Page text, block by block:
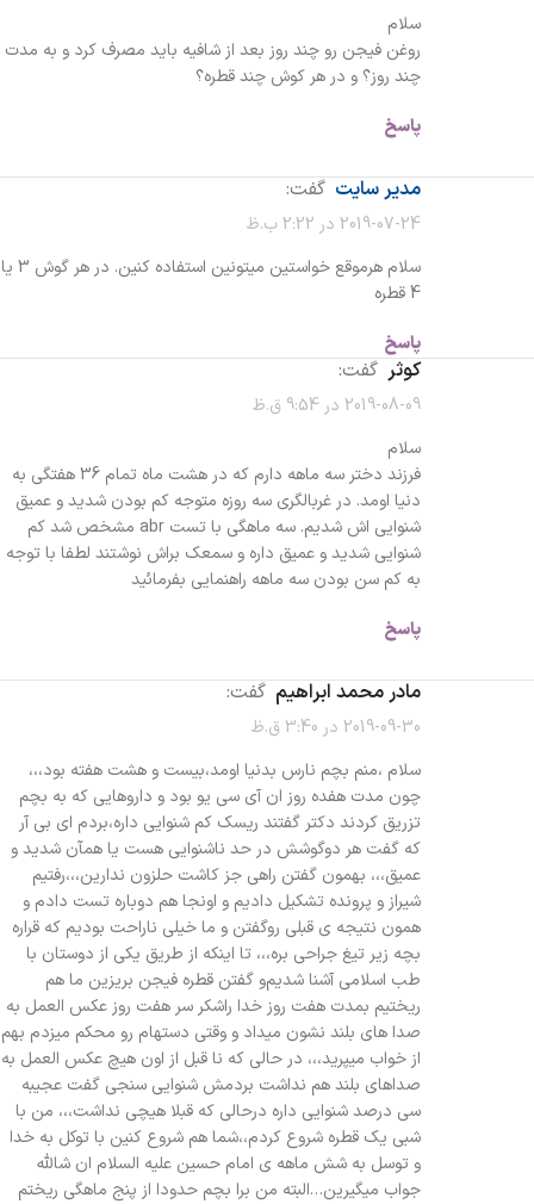
سلام
روغن فیجن رو چند روز بعد از شافیه باید مصرف کرد و به مدت
چند روز؟ و در هر کوش چند قطره؟
پاسخ
مدیر سایت گفت:
2019-07-24 در 2:22 ب.ظ
سلام هرموقع خواستین میتونین استفاده کنین. در هر گوش 3 یا
4 قطره
پاسخ
کوثر گفت:
2019-08-09 در 9:54 ق.ظ
سلام
فرزند دختر سه ماهه دارم که در هشت ماه تمام 36 هفتگی به
دنیا اومد. در غربالگری سه روزه متوجه کم بودن شدید و عمیق
شنوایی اش شدیم. سه ماهگی با تست abr مشخص شد کم
شنوایی شدید و عمیق داره و سمعک براش نوشتند لطفا با توجه
به کم سن بودن سه ماهه راهنمایی بفرمائید
پاسخ
مادر محمد ابراهیم گفت:
2019-09-30 در 3:40 ق.ظ
سلام ،منم بچم نارس بدنیا اومد،بیست و هشت هفته بود،،،
چون مدت هفده روز ان آی سی یو بود و داروهایی که به بچم
تزریق کردند دکتر گفتند ریسک کم شنوایی داره،بردم ای بی آر
که گفت هر دو‌گوشش در حد ناشنوایی هست یا همآن شدید و
عمیق،،، بهمون گفتن راهی جز کاشت حلزون ندارین،،،رفتیم
شیراز و پرونده تشکیل دادیم و اونجا هم دوباره تست دادم و
همون نتیجه ی قبلی رو‌گفتن و ما خیلی ناراحت بودیم که قراره
بچه زیر تیغ جراحی بره،،، تا اینکه از طریق یکی از دوستان با
طب اسلامی آشنا شدیم‌و گفتن قطره فیجن بریزین ما هم
ریختیم بمدت هفت روز خدا راشکر سر هفت روز عکس العمل به
صدا های بلند نشون میداد و وقتی دستهام رو محکم میزدم بهم
از خواب میپرید،،، در حالی که نا قبل از اون هیچ عکس العمل به
صداهای بلند هم نداشت بردمش شنوایی سنجی گفت عجیبه
سی درصد شنوایی داره درحالی که قبلا هیچی نداشت،،، من با
شبی یک قطره شروع کردم،،شما هم شروع کنین با توکل به خدا
و توسل به شش ماهه ی امام حسین علیه السلام ان شالله
جواب میگیرین…البته من برا بچم حدودا از پنج ماهگی ریختم